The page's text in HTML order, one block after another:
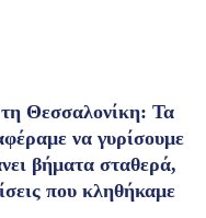
Θεσσαλονίκη: Τα
να γυρίσουμε
βήματα σταθερά,
που κληθήκαμε